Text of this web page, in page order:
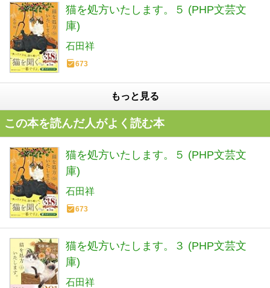
猫を処方いたします。５ (PHP文芸文
庫)
石田祥
673
もっと見る
この本を読んだ人がよく読む本
猫を処方いたします。５ (PHP文芸文
庫)
石田祥
673
猫を処方いたします。３ (PHP文芸文
庫)
石田祥